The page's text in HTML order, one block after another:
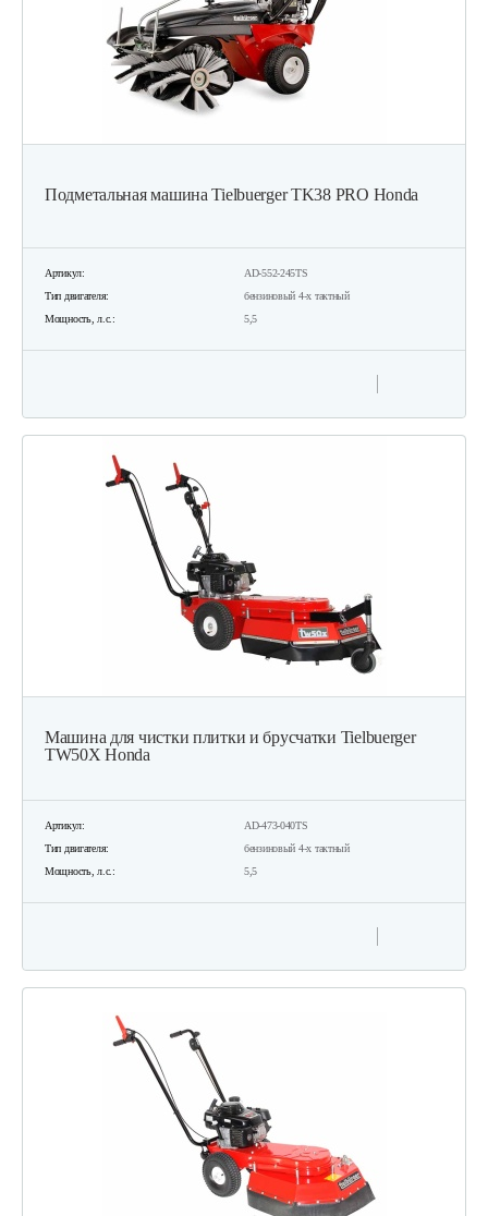
Подметальная машина Tielbuerger TK38 PRO Honda
Артикул:
AD-552-245TS
Тип двигателя:
бензиновый 4-х тактный
Мощность, л.с.:
5,5
Машина для чистки плитки и брусчатки Tielbuerger
TW50X Honda
Артикул:
AD-473-040TS
Тип двигателя:
бензиновый 4-х тактный
Мощность, л.с.:
5,5